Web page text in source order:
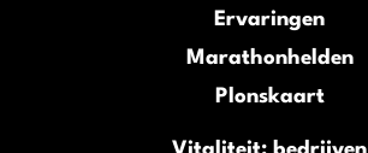
Ervaringen
Marathonhelden
Plonskaart